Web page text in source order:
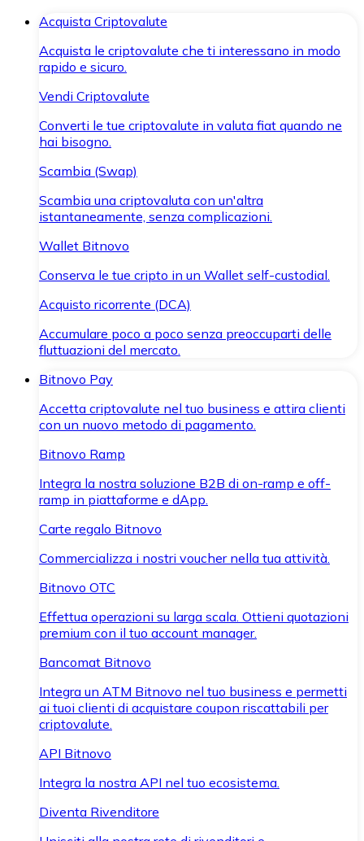
Acquista Criptovalute
Acquista le criptovalute che ti interessano in modo
rapido e sicuro.
Vendi Criptovalute
Converti le tue criptovalute in valuta fiat quando ne
hai bisogno.
Scambia (Swap)
Scambia una criptovaluta con un'altra
istantaneamente, senza complicazioni.
Wallet Bitnovo
Conserva le tue cripto in un Wallet self-custodial.
Acquisto ricorrente (DCA)
Accumulare poco a poco senza preoccuparti delle
fluttuazioni del mercato.
Bitnovo Pay
Accetta criptovalute nel tuo business e attira clienti
con un nuovo metodo di pagamento.
Bitnovo Ramp
Integra la nostra soluzione B2B di on-ramp e off-
ramp in piattaforme e dApp.
Carte regalo Bitnovo
Commercializza i nostri voucher nella tua attività.
Bitnovo OTC
Effettua operazioni su larga scala. Ottieni quotazioni
premium con il tuo account manager.
Bancomat Bitnovo
Integra un ATM Bitnovo nel tuo business e permetti
ai tuoi clienti di acquistare coupon riscattabili per
criptovalute.
API Bitnovo
Integra la nostra API nel tuo ecosistema.
Diventa Rivenditore